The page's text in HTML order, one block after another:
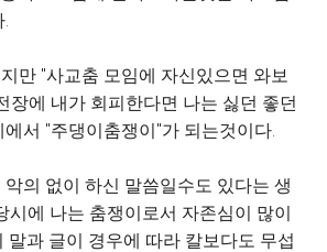
만 "사교춤 모임에 자신있으면 와보
장에 내가 회피한다면 나는 싫던 좋던
서 "주댕이춤쟁이"가 되는것이다.
의 없이 하신 말씀일수도 있다는 생
시에 나는 춤쟁이로서 자존심이 많이
말과 글이 경우에 따라 칼보다도 무섭